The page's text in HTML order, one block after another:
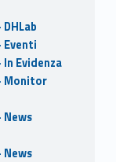
Evidenza
Monitor